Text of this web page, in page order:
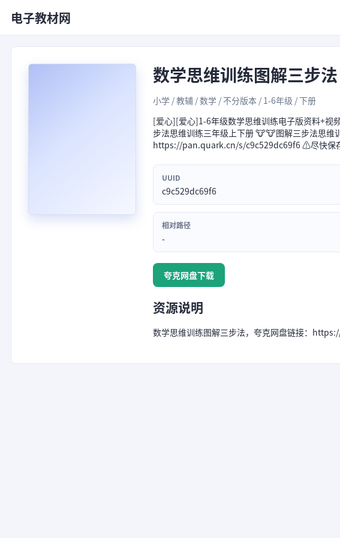
电子教材网
数学思维训练图解三步法
小学 / 教辅 / 数学 / 不分版本 / 1-6年级 / 下册
[爱心][爱心]1-6年级数学思维训练电子版资料+
步法思维训练三年级上下册 🐮🐮图解三步法思维
https://pan.quark.cn/s/c9c529dc69f6 ⚠️尽快保
UUID
c9c529dc69f6
相对路径
-
夸克网盘下载
资源说明
数学思维训练图解三步法，夸克网盘链接：